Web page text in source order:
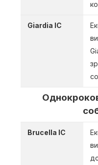
Giardia IC
Brucella IC